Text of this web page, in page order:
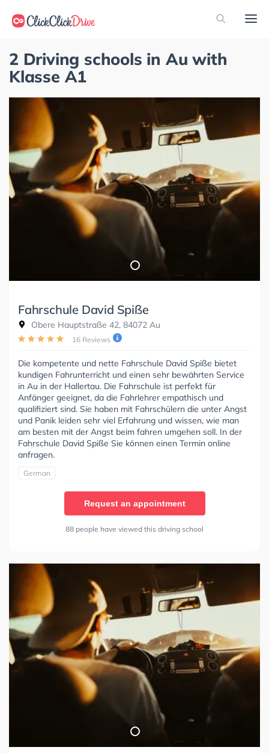
2 Driving schools in Au with
Klasse A1
Fahrschule David Spiße
Obere Hauptstraße 42, 84072 Au
16 Reviews
Die kompetente und nette Fahrschule David Spiße bietet
kundigen Fahrunterricht und einen sehr bewährten Service
in Au in der Hallertau. Die Fahrschule ist perfekt für
Anfänger geeignet, da die Fahrlehrer empathisch und
qualifiziert sind. Sie haben mit Fahrschülern die unter Angst
und Panik leiden sehr viel Erfahrung und wissen, wie man
am besten mit der Angst beim fahren umgehen soll. In der
Fahrschule David Spiße Sie können einen Termin online
anfragen.
German
Request an appointment
88 people have viewed this driving school